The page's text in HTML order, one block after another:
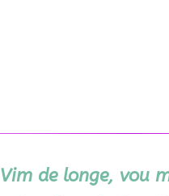
Vim de longe, vou